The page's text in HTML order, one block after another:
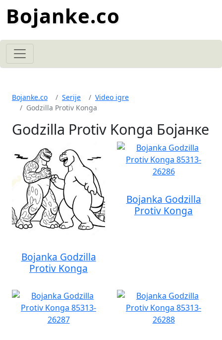
Bojanke.co
Bojanke.co Serije
Video igre
Godzilla Protiv Konga
Godzilla Protiv Konga Бојанке
Bojanka Godzilla
Protiv Konga
Bojanka Godzilla
Protiv Konga